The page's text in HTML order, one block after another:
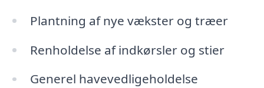
Plantning af nye vækster og træer
Renholdelse af indkørsler og stier
Generel havevedligeholdelse